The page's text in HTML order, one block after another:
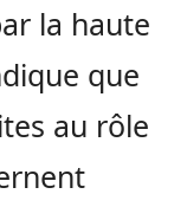
la haute
que
au rôle